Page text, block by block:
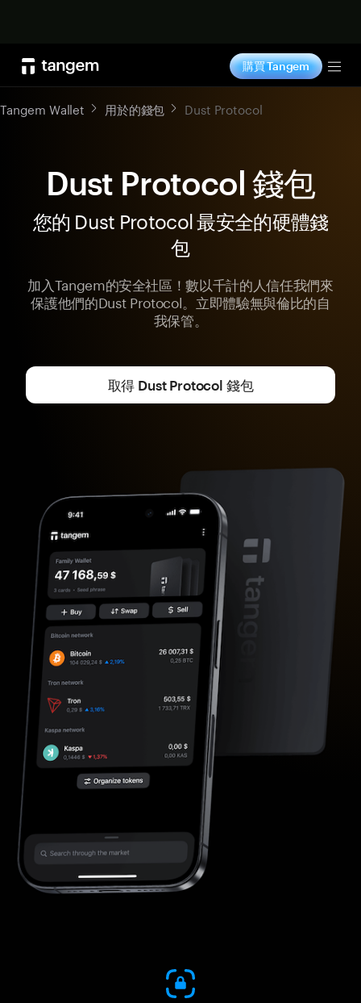
購買 Tangem
Tangem Wallet 用於的錢包 Dust Protocol
Dust Protocol 錢包
您的 Dust Protocol 最安全的硬體錢
包
加入Tangem的安全社區！數以千計的人信任我們來
保護他們的Dust Protocol。立即體驗無與倫比的自
我保管。
取得 Dust Protocol 錢包